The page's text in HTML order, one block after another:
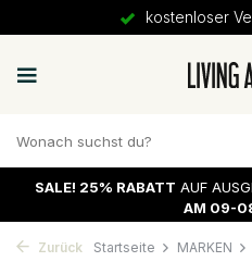
kostenloser
SALE! 25% RABATT AUF
AM 09-
Zurück Startseite MARKEN